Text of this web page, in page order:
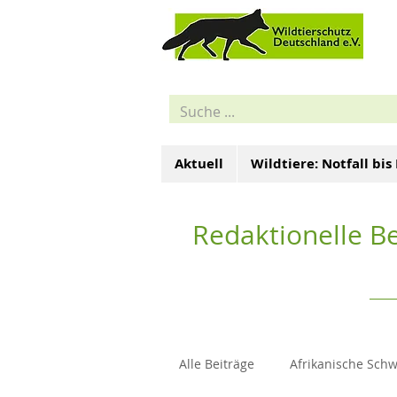
Aktuell Wildtiere: Notfall bis
Redaktionelle
Alle Beiträge Afrikanische